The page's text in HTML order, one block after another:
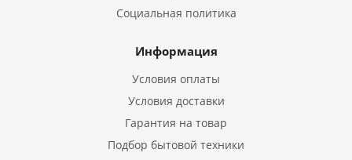
Социальная политика
Информация
Условия оплаты
Условия доставки
Гарантия на товар
Подбор бытовой техники